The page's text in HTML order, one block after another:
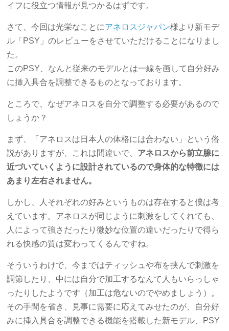
イフに役立つ情報が見つかるはずです。
さて、今回は光栄なことにアネロスジャパン様より新モデ
ル「PSY」のレビューをさせていただけることになりまし
た。
このPSY、なんと従来のモデルとは一線を画して自分好み
に挿入具合を調整できるものとなっております。
ところで、なぜアネロスを自分で調整する必要があるので
しょうか？
まず、「アネロスは日本人の体格には合わない」という俗
説がありますが、これは間違いで、 アネロスから前立腺に
近づいていくように設計されているので身体的な特徴には
あまり左右されません。
しかし、人それぞれの好みというものは存在すると僕は考
えています。アネロスが同じように刺激をしてくれても、
人によって強さだったり微妙な位置の違いだったりで得ら
れる快感の質は変わってくるんですね。
そういうわけで、今まではティッシュや布を挟んで刺激を
調節したり、中には自分で加工するなんて人もいらっしゃ
ったりしたようです（加工は危ないのでやめましょう）。
その手間を省き、見事に需要に応えてみせたのが、自分好
みに挿入具合を調整できる機能を搭載した新モデル、PSY